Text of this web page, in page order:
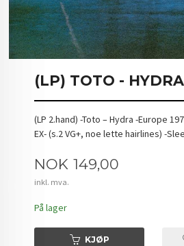
(LP) TOTO - HYDRA
(LP 2.hand) -Toto – Hydra -Europe
EX- (s.2 VG+, noe lette hairlines) -
Pris
NOK 149,00
inkl. mva.
På lager
KJØP